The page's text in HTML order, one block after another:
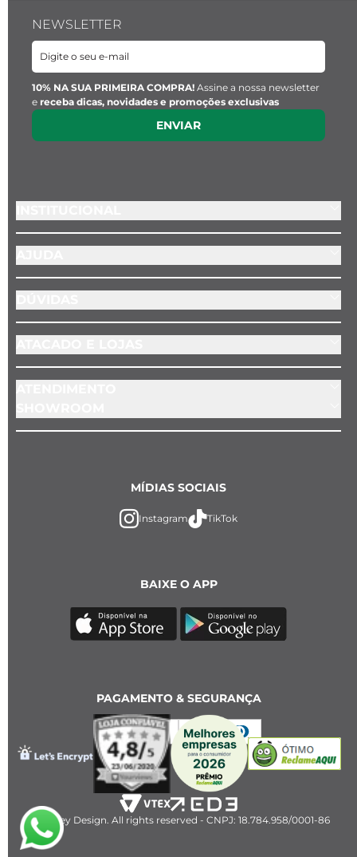
NEWSLETTER
10% NA SUA PRIMEIRA COMPRA! Assine a nossa newsletter
e receba dicas, novidades e promoções exclusivas
ENVIAR
BAIXE O APP
MÍDIAS SOCIAIS
Instagram TikTok
PAGAMENTO & SEGURANÇA
2023 Key Design. All rights reserved - CNPJ: 18.784.958/0001-86